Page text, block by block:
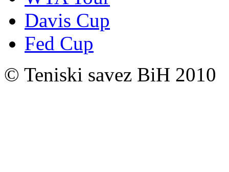
Davis Cup
Fed Cup
© Teniski savez BiH 2010